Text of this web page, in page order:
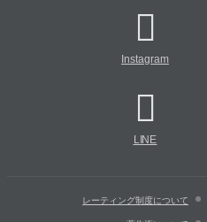
Instagram
LINE
レーティング制度について